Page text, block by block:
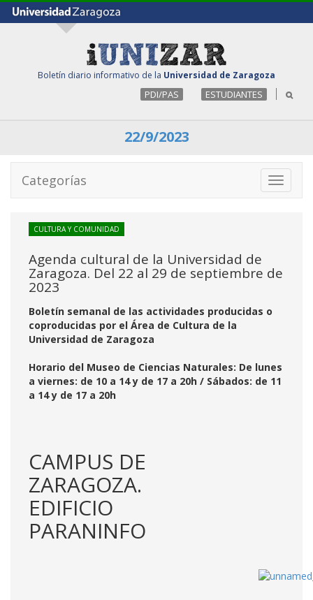
Boletín diario informativo de la Universidad de Zaragoza
PDI/PAS ESTUDIANTES
22/9/2023
Toggle
Categorías
CULTURA Y COMUNIDAD
Agenda cultural de la Universidad de
Zaragoza. Del 22 al 29 de septiembre de
2023
Boletín semanal de las actividades producidas o
coproducidas por el Área de Cultura de la
Universidad de Zaragoza
Horario del Museo de Ciencias Naturales: De lunes
a viernes: de 10 a 14 y de 17 a 20h / Sábados: de 11
a 14 y de 17 a 20h
CAMPUS DE
ZARAGOZA.
EDIFICIO
PARANINFO